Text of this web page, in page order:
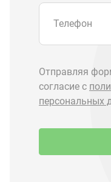
Запчасти Урал
Запчасти Камаз
Спецпредложения